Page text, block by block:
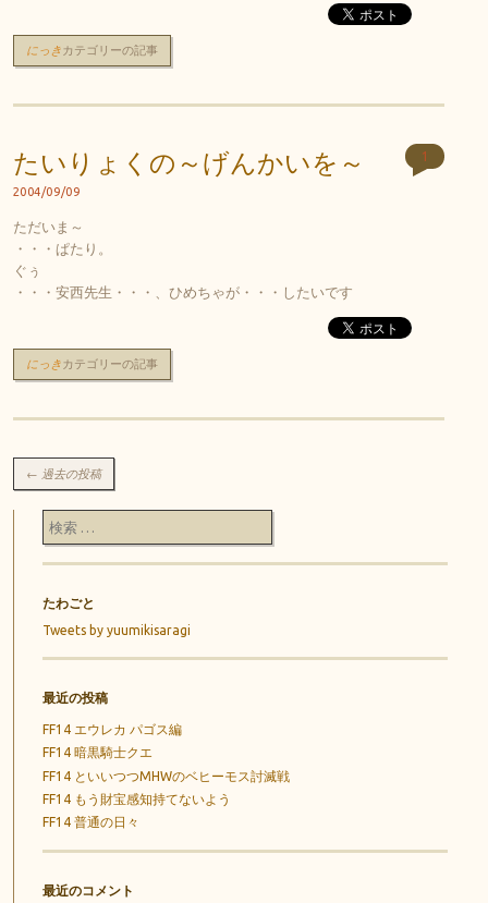
にっきカテゴリーの記事
たいりょくの～げんかいを～
2004/09/09
1
ただいま～
・・・ぱたり。
ぐぅ
・・・安西先生・・・、ひめちゃが・・・したいです
にっきカテゴリーの記事
投稿ナビゲーション
← 過去の投稿
検索
たわごと
Tweets by yuumikisaragi
最近の投稿
FF14 エウレカ パゴス編
FF14 暗黒騎士クエ
FF14 といいつつMHWのベヒーモス討滅戦
FF14 もう財宝感知持てないよう
FF14 普通の日々
最近のコメント